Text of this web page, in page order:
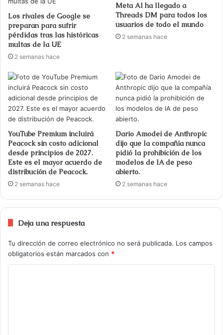
Los rivales de Google se
preparan para sufrir
pérdidas tras las históricas
multas de la UE
2 semanas hace
Meta AI ha llegado a
Threads DM para todos los
usuarios de todo el mundo
2 semanas hace
YouTube Premium incluirá
Peacock sin costo adicional
desde principios de 2027.
Este es el mayor acuerdo de
distribución de Peacock.
2 semanas hace
Dario Amodei de Anthropic
dijo que la compañía nunca
pidió la prohibición de los
modelos de IA de peso
abierto.
2 semanas hace
Deja una respuesta
Tu dirección de correo electrónico no será publicada. Los campos
obligatorios están marcados con *